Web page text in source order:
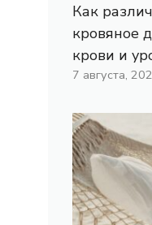
Как
кровяное
крови и
7 августа,